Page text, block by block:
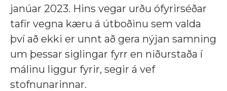
janúar 2023. Hins vegar urðu ófyrirséðar
tafir vegna kæru á útboðinu sem valda
því að ekki er unnt að gera nýjan samning
um þessar siglingar fyrr en niðurstaða í
málinu liggur fyrir, segir á vef
stofnunarinnar.